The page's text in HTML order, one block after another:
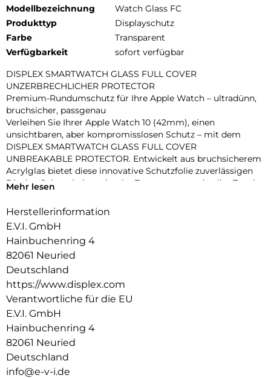
Modellbezeichnung
Watch Glass FC
Produkttyp
Displayschutz
Farbe
Transparent
Verfügbarkeit
sofort verfügbar
DISPLEX SMARTWATCH GLASS FULL COVER
UNZERBRECHLICHER PROTECTOR
Premium-Rundumschutz für Ihre Apple Watch – ultradünn,
bruchsicher, passgenau
Verleihen Sie Ihrer Apple Watch 10 (42mm), einen
unsichtbaren, aber kompromisslosen Schutz – mit dem
DISPLEX SMARTWATCH GLASS FULL COVER
UNBREAKABLE PROTECTOR. Entwickelt aus bruchsicherem
Acrylglas bietet diese innovative Schutzfolie zuverlässigen
Display-Schutz bei maximaler Transparenz und voller Touch-
Dank des vollflächig haftenden Edge-to-Edge-Designs mit
ab – perfekt für sportliche Einsätze, den Alltag oder den
stilbewussten Nutzer. Eine High-Tech-Anti-Fingerprint-
Beschichtung schützt vor störenden Flecken und sorgt für
dauerhaft brillante Optik.
Die beiliegende Eco-Montagehilfe aus recyceltem PET (rPET)
macht die Anbringung zum Kinderspiel: einfach, sicher,
blasenfrei – ohne Werkzeug oder Klebstoffreste.
Produktvorteile im Überblick:
Unzerbrechliches, stoßdämpfendes Acrylglas
3D Edge-to-Edge Kontur für nahtlose Abdeckung
Ultradünn – volle Touch-, Wisch- und Buttonfunktion
Mehr lesen
Herstellerinformation
E.V.I. GmbH
Hainbuchenring 4
82061 Neuried
Deutschland
https://www.displex.com
Verantwortliche für die EU
E.V.I. GmbH
Hainbuchenring 4
82061 Neuried
Deutschland
info@e-v-i.de